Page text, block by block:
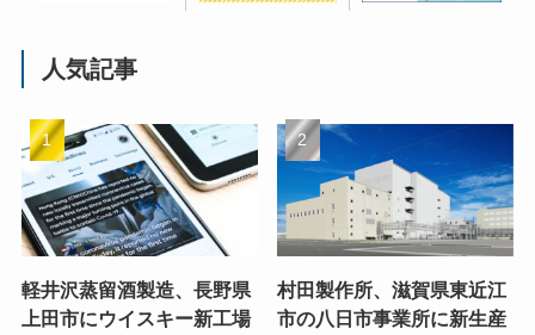
人気記事
軽井沢蒸留酒製造、長野県
上田市にウイスキー新工場
村田製作所、滋賀県東近江
市の八日市事業所に新生産